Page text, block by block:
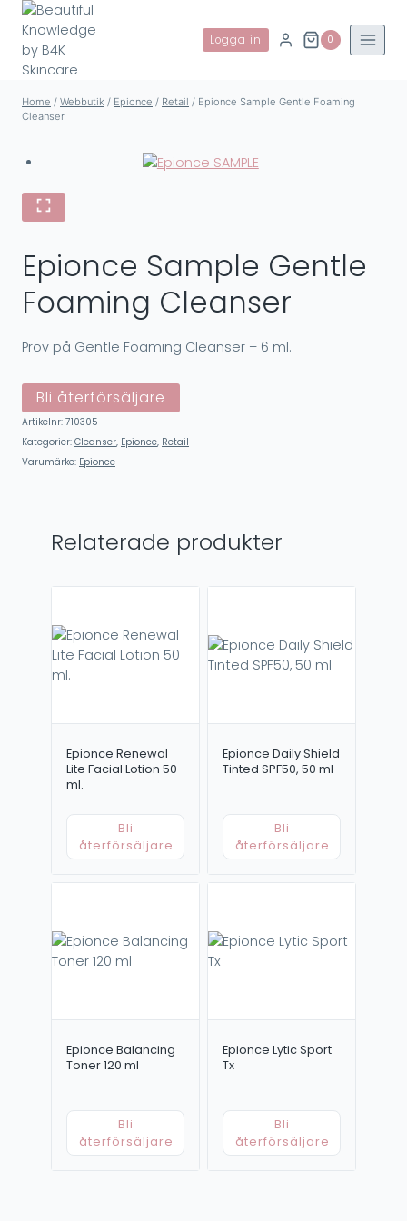
Skip
content
Logga in 0
Home / Webbutik / Epionce / Retail / Epionce Sample Gentle Foaming
Cleanser
Epionce Sample Gentle
Foaming Cleanser
Prov på Gentle Foaming Cleanser – 6 ml.
Bli återförsäljare
Artikelnr: 710305
Kategorier: Cleanser, Epionce, Retail
Varumärke: Epionce
Relaterade produkter
Epionce Renewal
Lite Facial Lotion 50
ml.
Bli
återförsäljare
Epionce Daily Shield
Tinted SPF50, 50 ml
Bli
återförsäljare
Epionce Balancing
Toner 120 ml
Bli
återförsäljare
Epionce Lytic Sport
Tx
Bli
återförsäljare